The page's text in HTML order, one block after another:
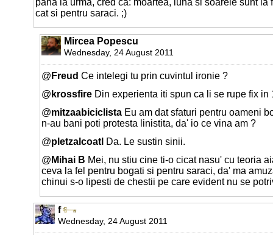
cat si pentru saraci. ;)
Mircea Popescu
Wednesday, 24 August 2011
@ Freud Ce intelegi tu prin cuvintul ironie ?
@ krossfire Din experienta iti spun ca li se rupe fix in
@mitzaabiciclista Eu am dat sfaturi pentru oameni
n-au bani poti protesta linistita, da' io ce vina am ?
@pletzalcoatl Da. Le sustin sinii.
@ Mihai B Mei, nu stiu cine ti-o cicat nasu' cu teoria
ceva la fel pentru bogati si pentru saraci, da' ma
chinui s-o lipesti de chestii pe care evident nu se
f
Wednesday, 24 August 2011